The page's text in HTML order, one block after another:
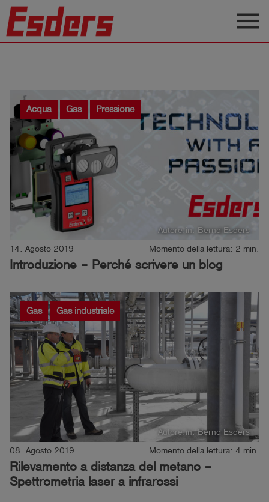
Assistenza
Blog
Contatto
Italiano
Registrati
shieldRegistrazione
menu
Autore:in: Bernd Esders
14. Agosto 2019 Momento della lettura: 2 min.
Introduzione – Perché scrivere un blog
Acqua Gas Pressione
Autore:in: Bernd Esders
08. Agosto 2019 Momento della lettura: 4 min.
Rilevamento a distanza del metano –
Spettrometria laser a infrarossi
Gas Gas industriale